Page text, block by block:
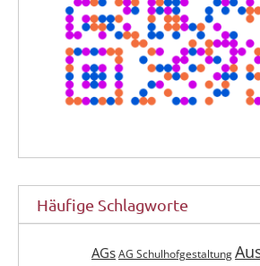
AGs AG Schulhofgestaltung
Berufsorientierung
Bigband Bild des Monats